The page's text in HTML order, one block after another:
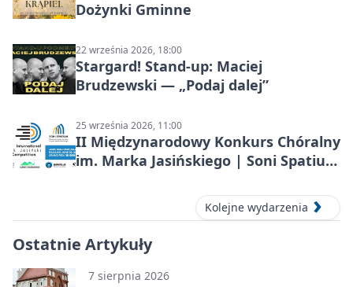
Dożynki Gminne
22 września 2026, 18:00
Stargard! Stand-up: Maciej
Brudzewski — „Podaj dalej”
25 września 2026, 11:00
II Międzynarodowy Konkurs Chóralny
im. Marka Jasińskiego | Soni Spatium
Kolejne wydarzenia
Ostatnie Artykuły
7 sierpnia 2026